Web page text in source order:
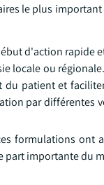
le plus
d'action rapide
locale ou
patient et
par différentes
formulations
part importante du